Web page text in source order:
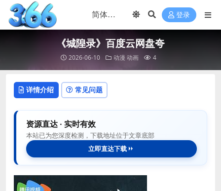
登录
《城隍录》百度云网盘夸
2026-06-10 动漫 动画 4
详情介绍 常见问题
资源直达 · 实时有效
本站已为您深度检测，下载地址位于文章底部
立即直达下载